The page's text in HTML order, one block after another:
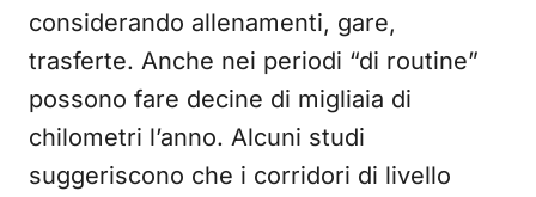
considerando allenamenti, gare,
trasferte. Anche nei periodi “di routine”
possono fare decine di migliaia di
chilometri l’anno. Alcuni studi
suggeriscono che i corridori di livello